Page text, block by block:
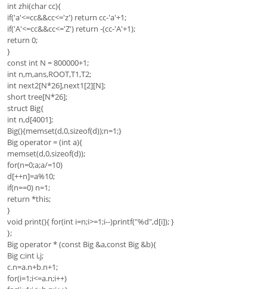
int zhi(char cc){
if('a'<=cc&&cc<='z') return cc-'a'+1;
if('A'<=cc&&cc<='Z') return -(cc-'A'+1);
return 0;
}
const int N = 800000+1;
int n,m,ans,ROOT,T1,T2;
int next2[N*26],next1[2][N];
short tree[N*26];
struct Big{
int n,d[4001];
Big(){memset(d,0,sizeof(d));n=1;}
Big operator = (int a){
memset(d,0,sizeof(d));
for(n=0;a;a/=10)
d[++n]=a%10;
if(n==0) n=1;
return *this;
}
void print(){ for(int i=n;i>=1;i--)printf("%d",d[i]); }
};
Big operator * (const Big &a,const Big &b){
Big c;int i,j;
c.n=a.n+b.n+1;
for(i=1;i<=a.n;i++)